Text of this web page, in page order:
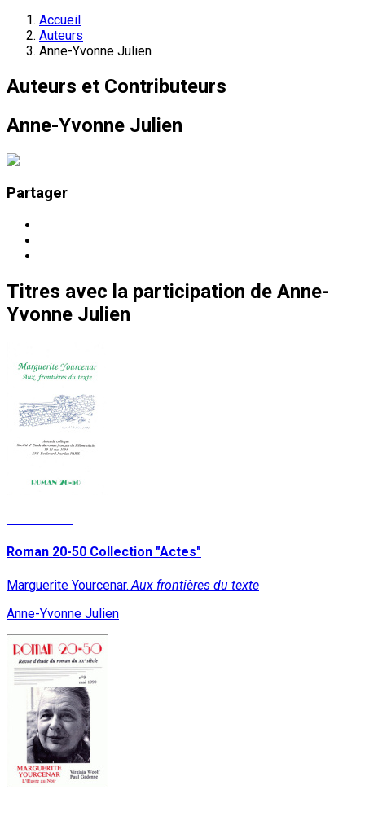
Accueil
Auteurs
Anne-Yvonne Julien
Auteurs et Contributeurs
Anne-Yvonne Julien
Partager
Titres avec la participation de Anne-
Yvonne Julien
Roman 20-50 Collection "Actes"
Marguerite Yourcenar. Aux frontières du texte
Anne-Yvonne Julien